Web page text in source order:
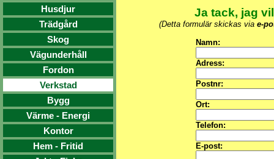
Husdjur
Trädgård
Skog
Vägunderhåll
Fordon
Verkstad
Bygg
Värme - Energi
Kontor
Hem - Fritid
Ja tack, jag
(Detta formulär skickas via e-
Namn:
Adress:
Postnr:
Ort:
Telefon:
E-post: